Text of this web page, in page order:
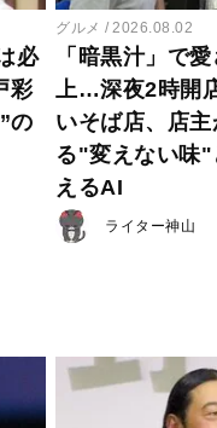
必
彩
の
グルメ 2026.08.02
「暗黒汁」で
上…深夜2時開
いそば店、店
る"変えない味"
えるAI
ライター神山